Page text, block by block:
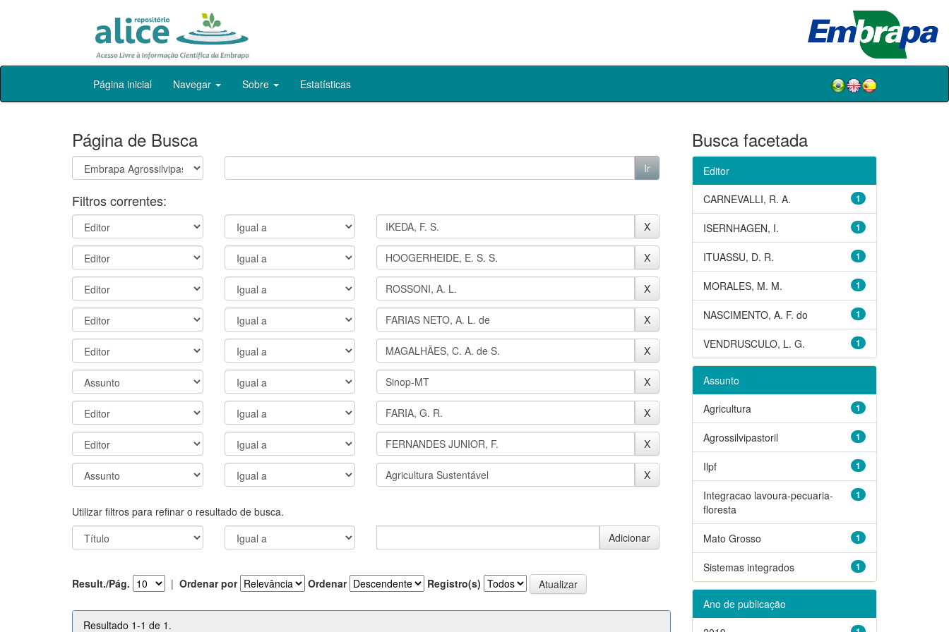
Skip
Página inicial Navegar Sobre Estatísticas
Página de Busca
Filtros correntes:
Utilizar filtros para refinar o resultado de busca.
Result./Pág. | Ordenar por Ordenar Registro(s)
Resultado 1-1 de 1.
Busca facetada
Editor
1
CARNEVALLI, R. A.
1
ISERNHAGEN, I.
1
ITUASSU, D. R.
1
MORALES, M. M.
1
NASCIMENTO, A. F. do
1
VENDRUSCULO, L. G.
Assunto
1
Agricultura
1
Agrossilvipastoril
1
Ilpf
1
Integracao lavoura-pecuaria-
floresta
1
Mato Grosso
1
Sistemas integrados
Ano de publicação